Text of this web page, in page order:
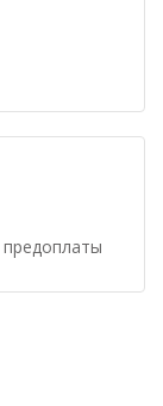
предоплаты